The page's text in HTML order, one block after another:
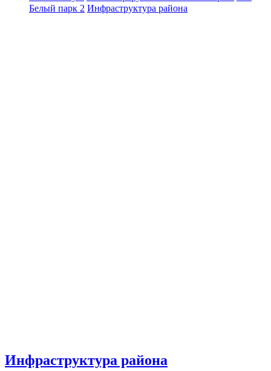
Белый парк 2 Инфраструктура района
Инфраструктура района